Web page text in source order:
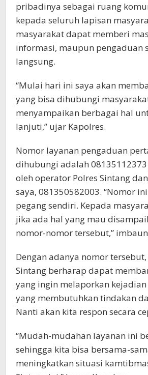
pribadinya sebagai ruang
kepada seluruh lapisan
masyarakat dapat memberi
informasi, maupun pengaduan
langsung.
“Mulai hari ini saya akan
yang bisa dihubungi
menyampaikan berbagai hal
lanjuti,” ujar Kapolres.
Nomor layanan pengaduan
dihubungi adalah
oleh operator Polres Sintang
saya, 081350582003. “Nomor
pegang sendiri. Kepada
jika ada hal yang mau
nomor-nomor tersebut,”
Dengan adanya nomor
Sintang berharap dapat
yang ingin melaporkan
yang membutuhkan tindakan
Nanti akan kita respon secara
“Mudah-mudahan layanan ini
sehingga kita bisa bersama-
meningkatkan situasi